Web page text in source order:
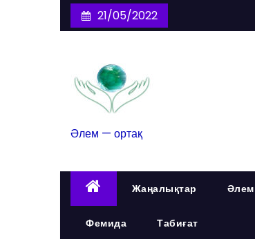
21/05/2022
Әлем — ортақ
Жаңалықтар Әлем
Фемида Табиғат